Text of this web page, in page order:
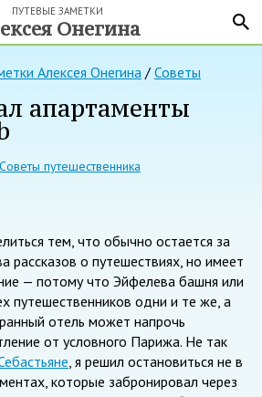
ПУТЕВЫЕ ЗАМЕТКИ
Онегина
Алексея Онегина / Советы
апартаменты
Советы путешественника
тем, что обычно остается за
рассказов о путешествиях, но имеет
— потому что Эйфелева башня или
путешественников одни и те же, а
отель может напрочь
от условного Парижа. Не так
, я решил остановиться не в
которые забронировал через